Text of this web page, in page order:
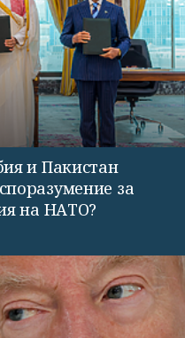
и Пакистан
за
на НАТО?